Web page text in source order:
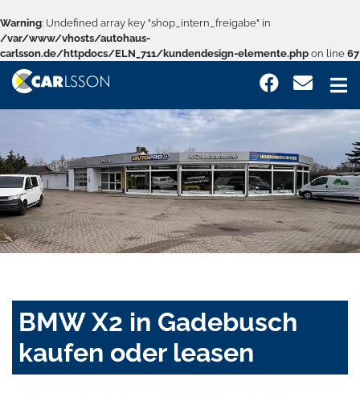
Warning: Undefined array key "shop_intern_freigabe" in
/var/www/vhosts/autohaus-
carlsson.de/httpdocs/ELN_711/kundendesign-elemente.php on line 67
BMW X2 in Gadebusch
kaufen oder leasen